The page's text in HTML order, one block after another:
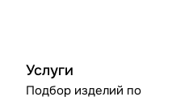
Услуги
Подбор изделий по